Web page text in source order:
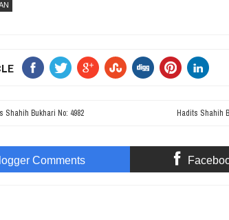
Bukhari No: 4982 Hadits Shahih
Comments